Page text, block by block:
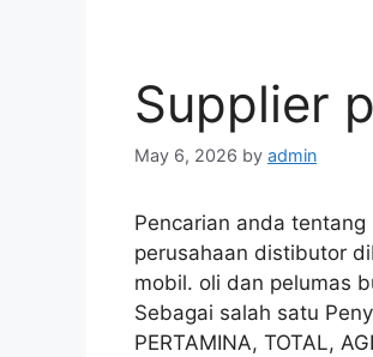
Supplier
May 6, 2026 by admin
Pencarian anda
perusahaan distibutor
mobil. oli dan pelumas
Sebagai salah satu
PERTAMINA, TOTAL,